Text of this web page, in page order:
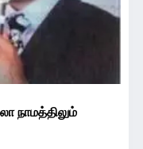
நாமத்திலும்